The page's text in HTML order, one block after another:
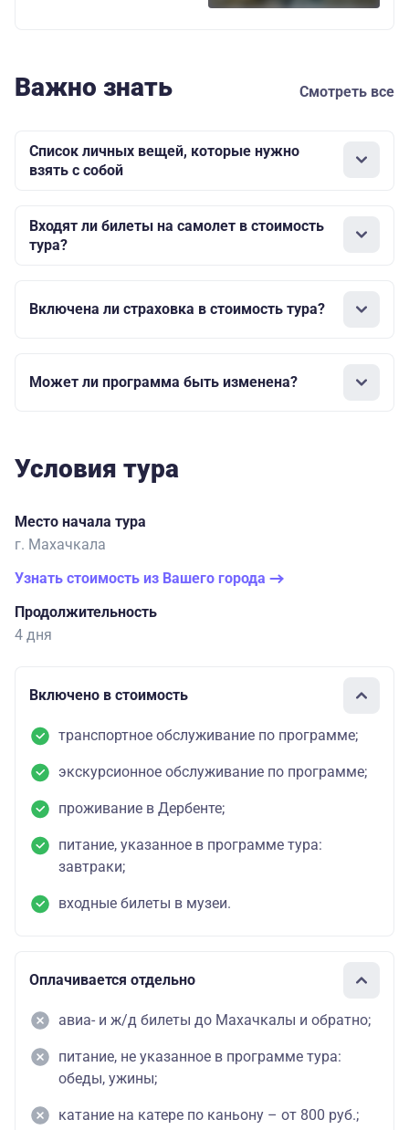
Важно знать Смотреть все
Список личных вещей, которые нужно
взять с собой
Входят ли билеты на самолет в стоимость
тура?
Включена ли страховка в стоимость тура?
Может ли программа быть изменена?
Условия тура
Место начала тура
г. Махачкала
Узнать стоимость из Вашего города
Продолжительность
4 дня
Включено в стоимость
транспортное обслуживание по программе;
экскурсионное обслуживание по программе;
проживание в Дербенте;
питание, указанное в программе тура:
завтраки;
входные билеты в музеи.
Оплачивается отдельно
авиа- и ж/д билеты до Махачкалы и обратно;
питание, не указанное в программе тура:
обеды, ужины;
катание на катере по каньону – от 800 руб.;